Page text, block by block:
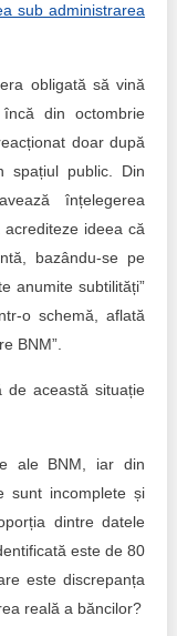
instituțiilor
sub administrarea
obligată să vină
din octombrie
doar după
spațiul public. Din
înțelegerea
ideea că
bazându-se pe
anumite subtilități”
o schemă, aflată
BNM”.
de această situație
ale BNM, iar din
sunt incomplete și
dintre datele
este de 80
este discrepanța
reală a băncilor?